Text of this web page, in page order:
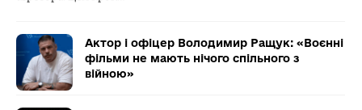
Актор і офіцер Володимир Ращук: «Воєнні
фільми не мають нічого спільного з
війною»